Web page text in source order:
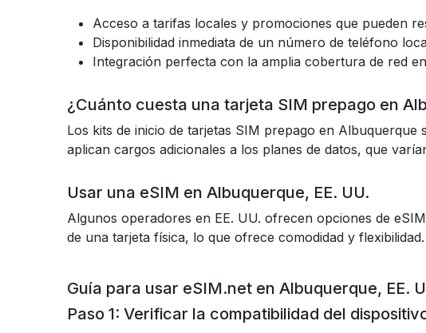
Acceso a tarifas locales y promociones que pueden
Disponibilidad inmediata de un número de teléfono
Integración perfecta con la amplia cobertura de red
¿Cuánto cuesta una tarjeta SIM prepago en
Los kits de inicio de tarjetas SIM prepago en
aplican cargos adicionales a los planes de datos, que
Usar una eSIM en Albuquerque, EE. UU.
Algunos operadores en EE. UU. ofrecen opciones de
de una tarjeta física, lo que ofrece comodidad y
Guía para usar eSIM.net en Albuquerque, EE.
Paso 1: Verificar la compatibilidad del